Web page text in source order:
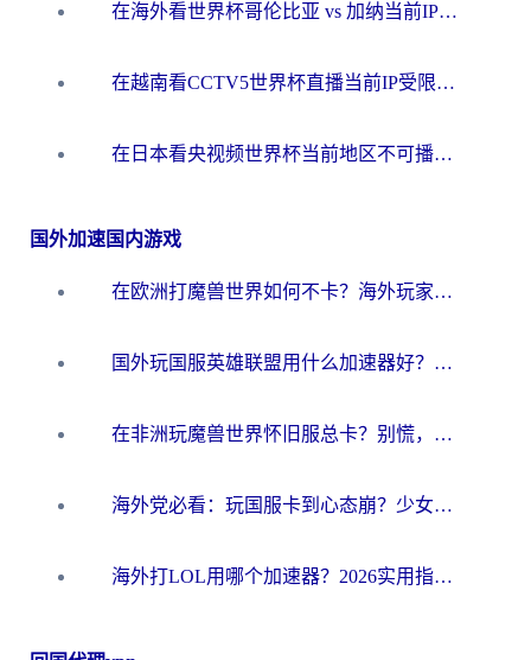
在海外看世界杯哥伦比亚 vs 加纳当前IP受限制？这篇指南帮你流畅看中文解说赛事
在越南看CCTV5世界杯直播当前IP受限制？海外党体育观赛终极指南来了
在日本看央视频世界杯当前地区不可播放？海外党体育观赛终极指南
国外加速国内游戏
在欧洲打魔兽世界如何不卡？海外玩家的国服游戏加速终极攻略
国外玩国服英雄联盟用什么加速器好？海外党亲测有效的国服游戏加速指南
在非洲玩魔兽世界怀旧服总卡？别慌，这份指南帮你丝滑开荒
海外党必看：玩国服卡到心态崩？少女前线云图计划加速器免费推荐+碧蓝航线足球世界流畅攻略
海外打LOL用哪个加速器？2026实用指南：从延迟到设备适配，一篇解决你的国服游戏痛点